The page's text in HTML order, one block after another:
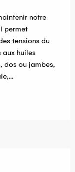
notre
permet
tensions du
aux huiles
dos ou jambes,